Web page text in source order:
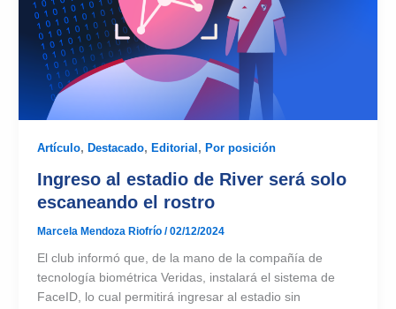
Artículo, Destacado, Editorial, Por posición
Ingreso al estadio de River será solo
escaneando el rostro
Marcela Mendoza Riofrío /02/12/2024
El club informó que, de la mano de la compañía de
tecnología biométrica Veridas, instalará el sistema de
FaceID, lo cual permitirá ingresar al estadio sin